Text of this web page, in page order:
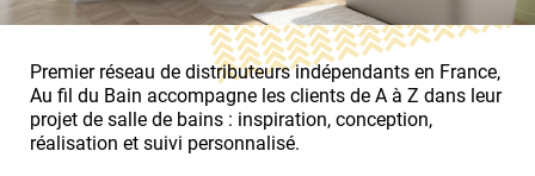
Premier réseau de distributeurs indépendants en France,
Au fil du Bain accompagne les clients de A à Z dans leur
projet de salle de bains : inspiration, conception,
réalisation et suivi personnalisé.